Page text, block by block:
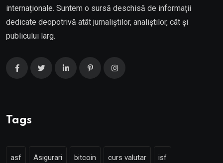
internaționale. Suntem o sursă deschisă de informații
dedicate deopotrivă atât jurnaliștilor, analiștilor, cât și
publicului larg.
Tags
asf Asigurari bitcoin curs valutar isf